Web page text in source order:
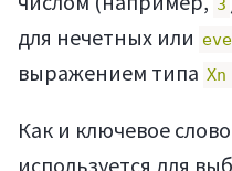
3
для нечетных или
выражением типа
Как и ключевое
используется для